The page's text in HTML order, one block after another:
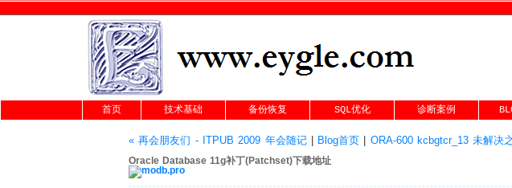
首页 技术基础 备份恢复 SQL优化 诊断案例
« 再会朋友们 - ITPUB 2009 年会随记| Blog首页 ORA-600 kcbgtcr_13 未解决
Oracle Database 11g补丁(Patchset)下载地址